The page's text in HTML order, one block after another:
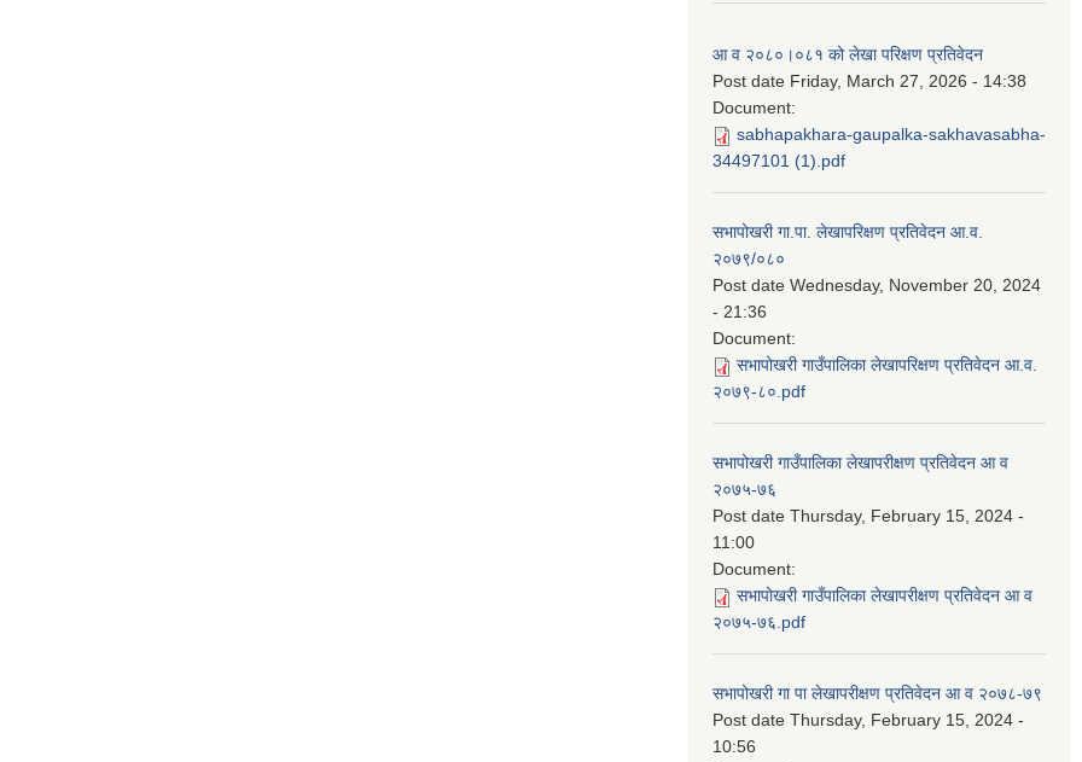
आ व २०८०।०८१ को लेखा परिक्षण प्रतिवेदन
Post date Friday, March 27, 2026 - 14:38
Document:
sabhapakhara-gaupalka-sakhavasabha-
34497101 (1).pdf
सभापोखरी गा.पा. लेखापरिक्षण प्रतिवेदन आ.व.
२०७९/०८०
Post date Wednesday, November 20, 2024
- 21:36
Document:
सभापोखरी गाउँपालिका लेखापरिक्षण प्रतिवेदन आ.व.
२०७९-८०.pdf
सभापोखरी गाउँपालिका लेखापरीक्षण प्रतिवेदन आ व
२०७५-७६
Post date Thursday, February 15, 2024 -
11:00
Document:
सभापोखरी गाउँपालिका लेखापरीक्षण प्रतिवेदन आ व
२०७५-७६.pdf
सभापोखरी गा पा लेखापरीक्षण प्रतिवेदन आ व २०७८-७९
Post date Thursday, February 15, 2024 -
10:56